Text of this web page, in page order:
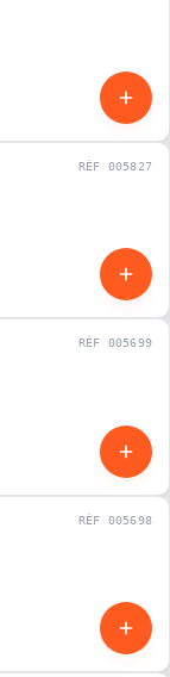
RÉF 005827
RÉF 005699
RÉF 005698